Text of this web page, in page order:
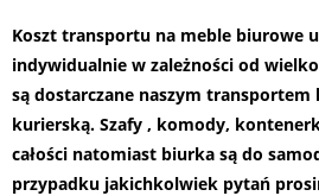
Koszt transportu na meble biurowe
indywidualnie w zależności od
są dostarczane naszym
kurierską. Szafy , komody,
całości natomiast biurka są do
przypadku jakichkolwiek pytań